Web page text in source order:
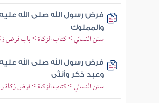
فرض رسول الله صلى الله
والمملوك
سنن النسائي > كتاب الزكاة > باب فرض
فرض رسول الله صلى الله
وعبد ذكر وأنثى
سنن النسائي > كتاب الزكاة > فرض زكاة